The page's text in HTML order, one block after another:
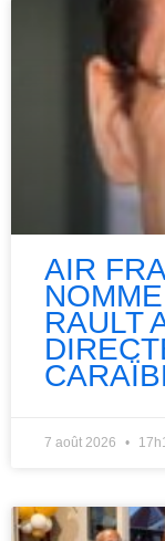
AIR
RAULT
7 août 2026